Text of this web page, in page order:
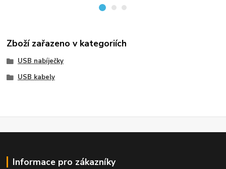
Zboží zařazeno v kategoriích
USB nabíječky
USB kabely
Informace pro zákazníky